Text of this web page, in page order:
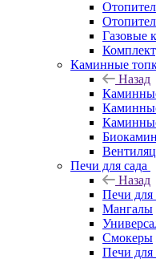
Газовые
Каминные
Назад
Печи для сада
Назад
Печи для
Мангалы
Смокеры
Печи для